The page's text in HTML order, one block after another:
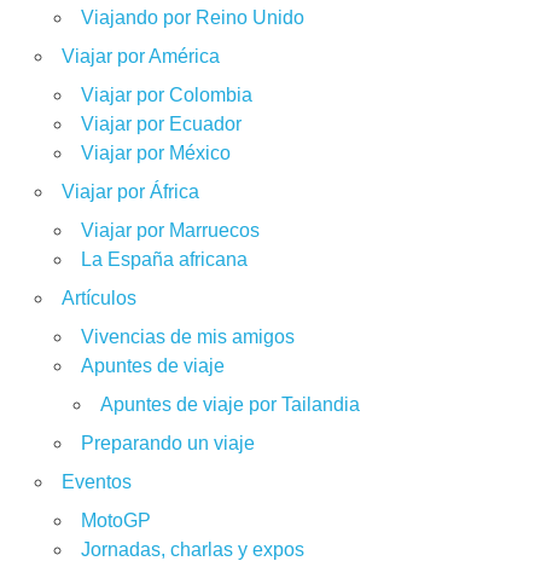
Viajando por Reino Unido
Viajar por América
Viajar por Colombia
Viajar por Ecuador
Viajar por México
Viajar por África
Viajar por Marruecos
La España africana
Artículos
Vivencias de mis amigos
Apuntes de viaje
Apuntes de viaje por Tailandia
Preparando un viaje
Eventos
MotoGP
Jornadas, charlas y expos